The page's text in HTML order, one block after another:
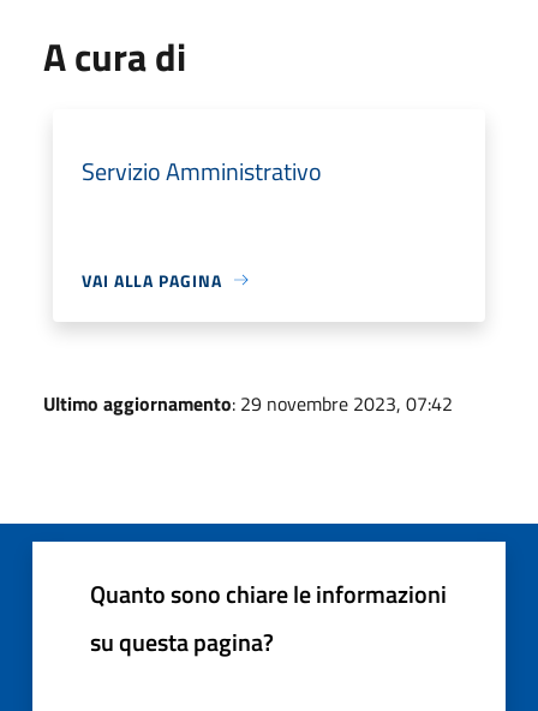
A cura di
Servizio Amministrativo
VAI ALLA PAGINA
Ultimo aggiornamento: 29 novembre 2023, 07:42
Quanto sono chiare le informazioni
su questa pagina?